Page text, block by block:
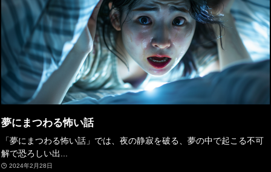
夢にまつわる怖い話
「夢にまつわる怖い話」では、夜の静寂を破る、夢の中で起こる不可
解で恐ろしい出...
2024年2月28日